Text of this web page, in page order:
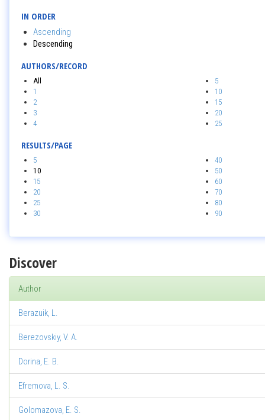
IN ORDER
Ascending
Descending
AUTHORS/RECORD
All
1
2
3
4
5
10
15
20
25
RESULTS/PAGE
5
10
15
20
25
30
40
50
60
70
80
90
Discover
Author
Berazuik, L.
Berezovskiy, V. A.
Dorina, E. B.
Efremova, L. S.
Golomazova, E. S.